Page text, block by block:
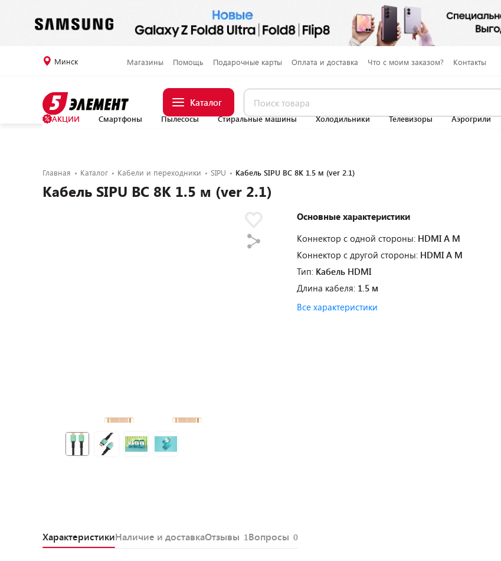
Минск Магазины Помощь Подарочные карты Оплата и доставка Что с моим заказом? Контакты
Каталог
АКЦИИ Смартфоны Пылесосы Стиральные машины Холодильники Телевизоры Аэрогрили
Главная Каталог Кабели и переходники SIPU Кабель SIPU BC 8K 1.5 м (ver 2.1)
Кабель SIPU BC 8K 1.5 м (ver 2.1)
Основные характеристики
Коннектор с одной стороны: HDMI A M
Коннектор с другой стороны: HDMI A M
Тип: Кабель HDMI
Длина кабеля: 1.5 м
Все характеристики
ХарактеристикиНаличие и доставкаОтзывы 1Вопросы 0